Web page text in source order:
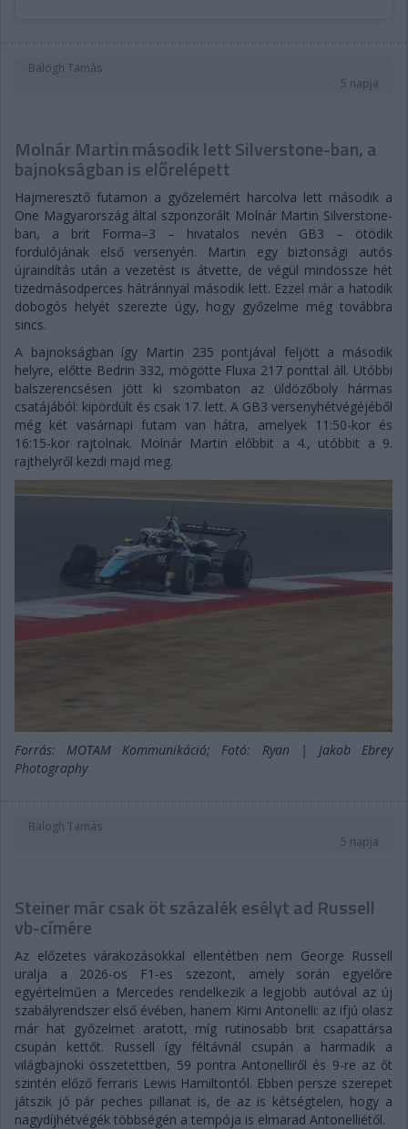
Balogh Tamás
5 napja
Molnár Martin második lett Silverstone-ban, a
bajnokságban is előrelépett
Hajmeresztő futamon a győzelemért harcolva lett második a
One Magyarország által szponzorált Molnár Martin Silverstone-
ban, a brit Forma–3 – hivatalos nevén GB3 – ötödik
fordulójának első versenyén. Martin egy biztonsági autós
újraindítás után a vezetést is átvette, de végül mindössze hét
tizedmásodperces hátránnyal második lett. Ezzel már a hatodik
dobogós helyét szerezte úgy, hogy győzelme még továbbra
sincs.
A bajnokságban így Martin 235 pontjával feljött a második
helyre, előtte Bedrin 332, mögötte Fluxa 217 ponttal áll. Utóbbi
balszerencsésen jött ki szombaton az üldözőboly hármas
csatájából: kipördült és csak 17. lett. A GB3 versenyhétvégéjéből
még két vasárnapi futam van hátra, amelyek 11:50-kor és
16:15-kor rajtolnak. Molnár Martin előbbit a 4., utóbbit a 9.
rajthelyről kezdi majd meg.
Forrás: MOTAM Kommunikáció; Fotó: Ryan | Jakob Ebrey
Photography
Balogh Tamás
5 napja
Steiner már csak öt százalék esélyt ad Russell
vb-címére
Az előzetes várakozásokkal ellentétben nem George Russell
uralja a 2026-os F1-es szezont, amely során egyelőre
egyértelműen a Mercedes rendelkezik a legjobb autóval az új
szabályrendszer első évében, hanem Kimi Antonelli: az ifjú olasz
már hat győzelmet aratott, míg rutinosabb brit csapattársa
csupán kettőt. Russell így féltávnál csupán a harmadik a
világbajnoki összetettben, 59 pontra Antonelliről és 9-re az őt
szintén előző ferraris Lewis Hamiltontól. Ebben persze szerepet
játszik jó pár peches pillanat is, de az is kétségtelen, hogy a
nagydíjhétvégék többségén a tempója is elmarad Antonelliétől.